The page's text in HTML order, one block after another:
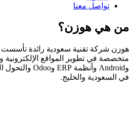
تواصل معنا
من هي هوزن؟
في السعودية والخليج.